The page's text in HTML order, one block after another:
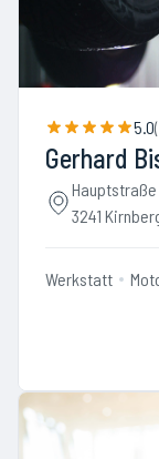
5.0(
Gerhard
Hauptstraße
3241
Werkstatt